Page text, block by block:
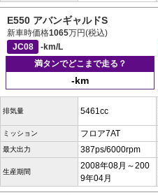
E550 アバンギャルドS
新車時価格1065万円(税込)
JC08
-km/L
満タンでどこまで走る？
-km
排気量 5461cc
ミッション フロア7AT
最大出力 387ps/6000rpm
生産期間
2008年08月～200
9年04月